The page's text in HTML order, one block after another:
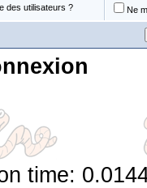
des utilisateurs ? Ne
time: